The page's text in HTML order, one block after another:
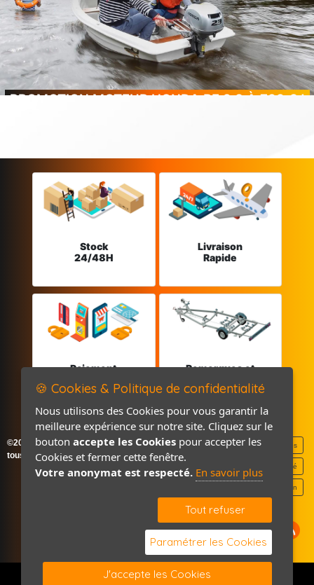
PROMOTION MOTEUR HONDA BF 2.3 À 799 € !
Stock
24/48H
Livraison
Rapide
Paiement
Remorques et
©2026-2027 France Accastillage
tous droits réservés
Mentions légales
Politique de confidentialité
Contact / Plan
🍪 Cookies & Politique de confidentialité
Nous utilisons des Cookies pour vous garantir la
meilleure expérience sur notre site. Cliquez sur le
bouton accepte les Cookies pour accepter les
Cookies et fermer cette fenêtre.
Votre anonymat est respecté. En savoir plus
Tout refuser
Paramétrer les Cookies
J'accepte les Cookies